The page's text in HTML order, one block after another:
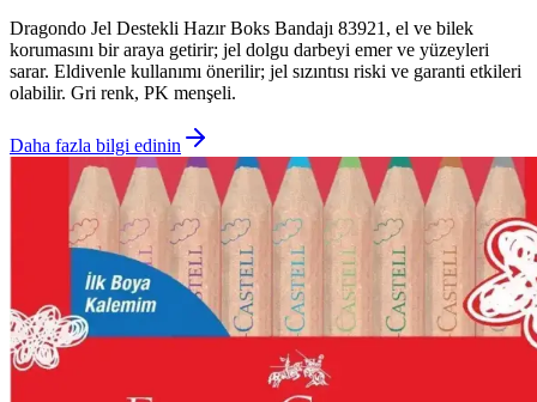
Dragondo Jel Destekli Hazır Boks Bandajı 83921, el ve bilek
korumasını bir araya getirir; jel dolgu darbeyi emer ve yüzeyleri
sarar. Eldivenle kullanımı önerilir; jel sızıntısı riski ve garanti etkileri
olabilir. Gri renk, PK menşeli.
Daha fazla bilgi edinin